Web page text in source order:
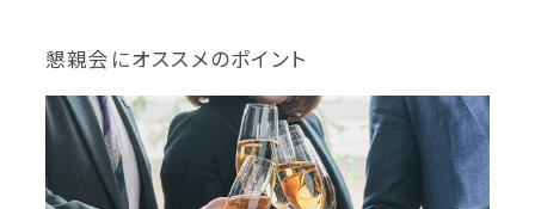
懇親会にオススメのポイント